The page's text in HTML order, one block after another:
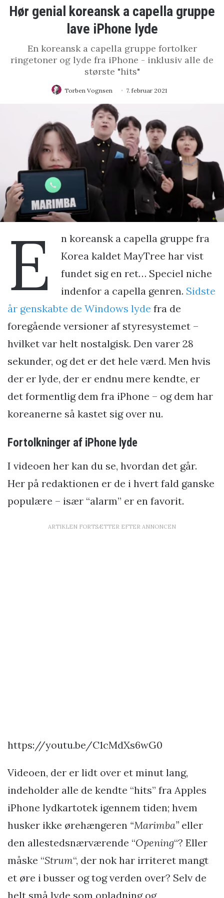
Hør genial koreansk a capella gruppe
lave iPhone lyde
En koreansk a capella gruppe fortolker
ringetoner og lyde fra iPhone - inklusiv alle de
største "hits"
Torben Vognsen 7. februar 2021
E
n koreansk a capella gruppe fra
Korea kaldet MayTree har vist
fundet sig en ret… Speciel niche
indenfor a capella genren. Sidste
år genskabte de Windows lyde fra de
foregående versioner af styresystemet –
hvilket var helt nostalgisk. Den varer 28
sekunder, og det er det hele værd. Men hvis
der er lyde, der er endnu mere kendte, er
det formentlig dem fra iPhone – og dem har
koreanerne så kastet sig over nu.
Fortolkninger af iPhone lyde
I videoen her kan du se, hvordan det går.
Her på redaktionen er de i hvert fald ganske
populære – især “alarm” er en favorit.
ARTIKLEN FORTSÆTTER EFTER ANNONCEN
https://youtu.be/C1cMdXs6wG0
Videoen, der er lidt over et minut lang,
indeholder alle de kendte “hits” fra Apples
iPhone lydkartotek igennem tiden; hvem
husker ikke ørehængeren “Marimba” eller
den allestedsnærværende “Opening“? Eller
måske “Strum“, der nok har irriteret mangt
et øre i busser og tog verden over? Selv de
helt små lyde som opladning og